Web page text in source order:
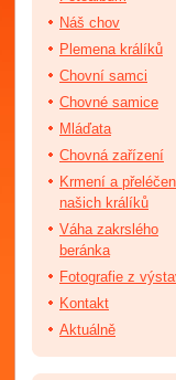
Náš chov
Plemena králíků
Chovní samci
Chovné samice
Mláďata
Chovná zařízení
Krmení a
našich králíků
Váha zakrslého
beránka
Fotografie z
Kontakt
Aktuálně